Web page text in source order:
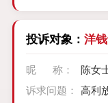
投诉对象： 洋
昵 称：
陈女
诉求问题： 高利